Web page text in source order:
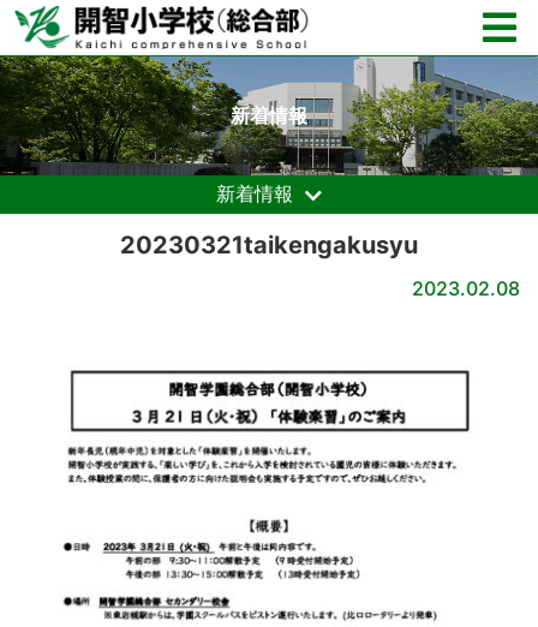
新着情報
新着情報
20230321taikengakusyu
2023.02.08